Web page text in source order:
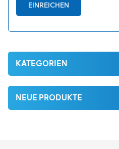
EINREICHEN
KATEGORIEN
NEUE PRODUKTE